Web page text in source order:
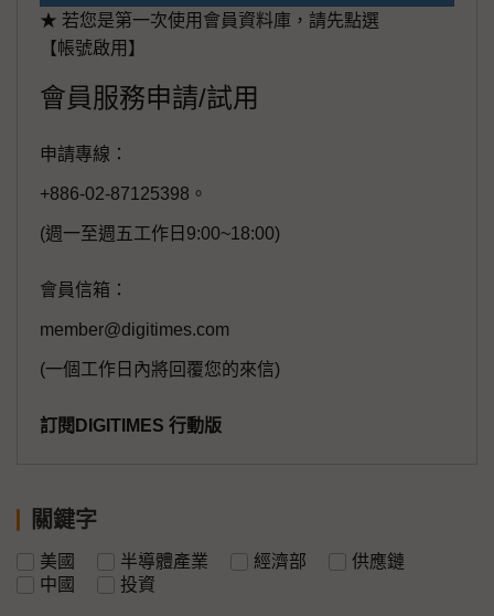
★ 若您是第一次使用會員資料庫，請先點選
【帳號啟用】
會員服務申請/試用
申請專線：
+886-02-87125398。
(週一至週五工作日9:00~18:00)
會員信箱：
member@digitimes.com
(一個工作日內將回覆您的來信)
訂閱DIGITIMES 行動版
關鍵字
美國 半導體產業 經濟部
供應鏈
中國
投資